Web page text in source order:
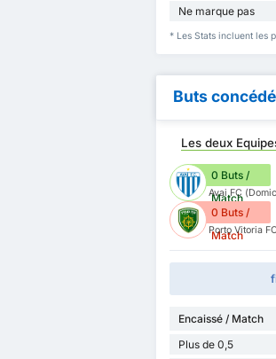
Ne marque pas
* Les Stats incluent les
Buts
Les deux
0 Buts /
Match
Avai FC
0 Buts /
Match
Porto Vitoria
Encaissé / Match
Plus de 0,5